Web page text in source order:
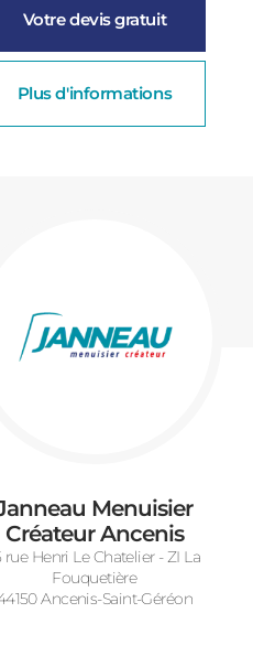
Votre devis gratuit
Plus d'informations
Menuisier
Créateur Ancenis
rue Henri Le Chatelier - ZI La
Fouquetière
Ancenis-Saint-Géréon